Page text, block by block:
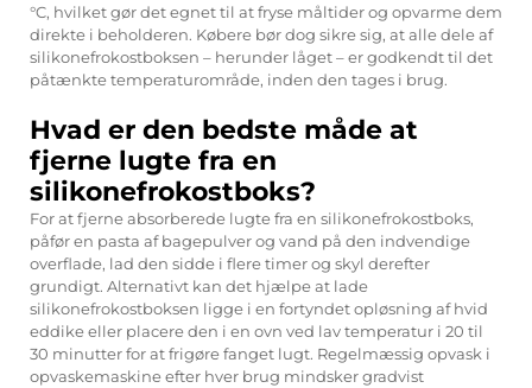
°C, hvilket gør det egnet til at fryse måltider og opvarme dem
direkte i beholderen. Købere bør dog sikre sig, at alle dele af
silikonefrokostboksen – herunder låget – er godkendt til det
påtænkte temperaturområde, inden den tages i brug.
Hvad er den bedste måde at
fjerne lugte fra en
silikonefrokostboks?
For at fjerne absorberede lugte fra en silikonefrokostboks,
påfør en pasta af bagepulver og vand på den indvendige
overflade, lad den sidde i flere timer og skyl derefter
grundigt. Alternativt kan det hjælpe at lade
silikonefrokostboksen ligge i en fortyndet opløsning af hvid
eddike eller placere den i en ovn ved lav temperatur i 20 til
30 minutter for at frigøre fanget lugt. Regelmæssig opvask i
opvaskemaskine efter hver brug mindsker gradvist